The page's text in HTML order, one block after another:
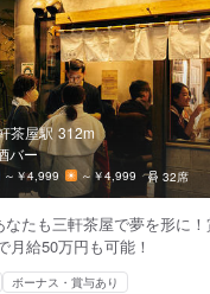
茶屋駅 312m
バー
～￥4,999 ～￥4,999 32席
たも三軒茶屋で夢を形に
月給50万円も可能！
ボーナス・賞与あり